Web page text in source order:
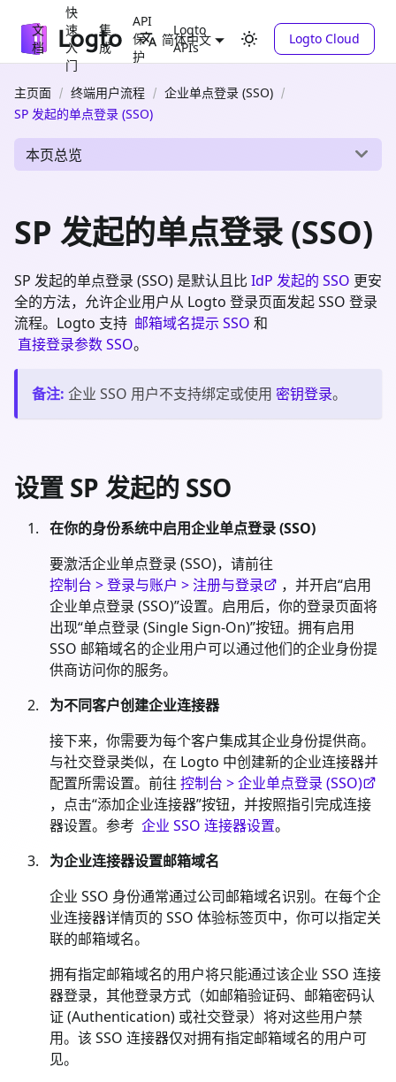
文
档
快
速
入
门
集
成
API
保
护
Logto
APIs
简体中文 Logto Cloud
主页面 终端用户流程
企业单点登录 (SSO)
SP 发起的单点登录 (SSO)
本页总览
SP 发起的单点登录 (SSO)
SP 发起的单点登录 (SSO) 是默认且比 IdP 发起的 SSO 更安
全的方法，允许企业用户从 Logto 登录页面发起 SSO 登录
流程。Logto 支持 邮箱域名提示 SSO 和
直接登录参数 SSO。
备注: 企业 SSO 用户不支持绑定或使用 密钥登录。
设置 SP 发起的 SSO
在你的身份系统中启用企业单点登录 (SSO)
要激活企业单点登录 (SSO)，请前往
控制台 > 登录与账户 > 注册与登录
，并开启“启用
企业单点登录 (SSO)”设置。启用后，你的登录页面将
出现“单点登录 (Single Sign-On)”按钮。拥有启用
SSO 邮箱域名的企业用户可以通过他们的企业身份提
供商访问你的服务。
为不同客户创建企业连接器
接下来，你需要为每个客户集成其企业身份提供商。
与社交登录类似，在 Logto 中创建新的企业连接器并
配置所需设置。前往 控制台 > 企业单点登录 (SSO)
，点击“添加企业连接器”按钮，并按照指引完成连接
器设置。参考 企业 SSO 连接器设置。
为企业连接器设置邮箱域名
企业 SSO 身份通常通过公司邮箱域名识别。在每个企
业连接器详情页的 SSO 体验标签页中，你可以指定关
联的邮箱域名。
拥有指定邮箱域名的用户将只能通过该企业 SSO 连接
器登录，其他登录方式（如邮箱验证码、邮箱密码认
证 (Authentication) 或社交登录）将对这些用户禁
用。该 SSO 连接器仅对拥有指定邮箱域名的用户可
见。